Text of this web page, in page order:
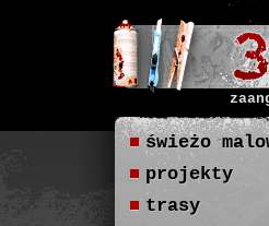
świeżo
projekty
trasy